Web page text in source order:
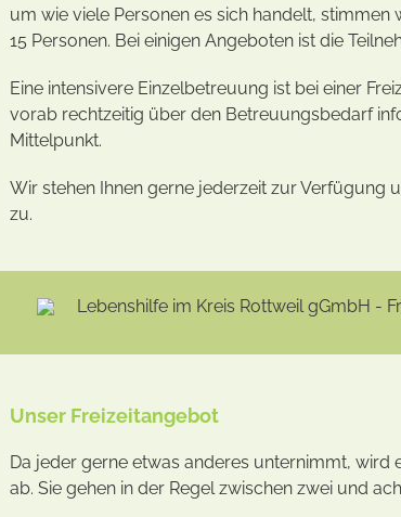
um wie viele Personen es sich handelt,
15 Personen. Bei einigen Angeboten ist die
Eine intensivere Einzelbetreuung ist bei einer
vorab rechtzeitig über den Betreuungsbedarf
Mittelpunkt.
Wir stehen Ihnen gerne jederzeit zur Verfügung
zu.
Unser Freizeitangebot
Da jeder gerne etwas anderes unternimmt, wird
ab. Sie gehen in der Regel zwischen zwei und